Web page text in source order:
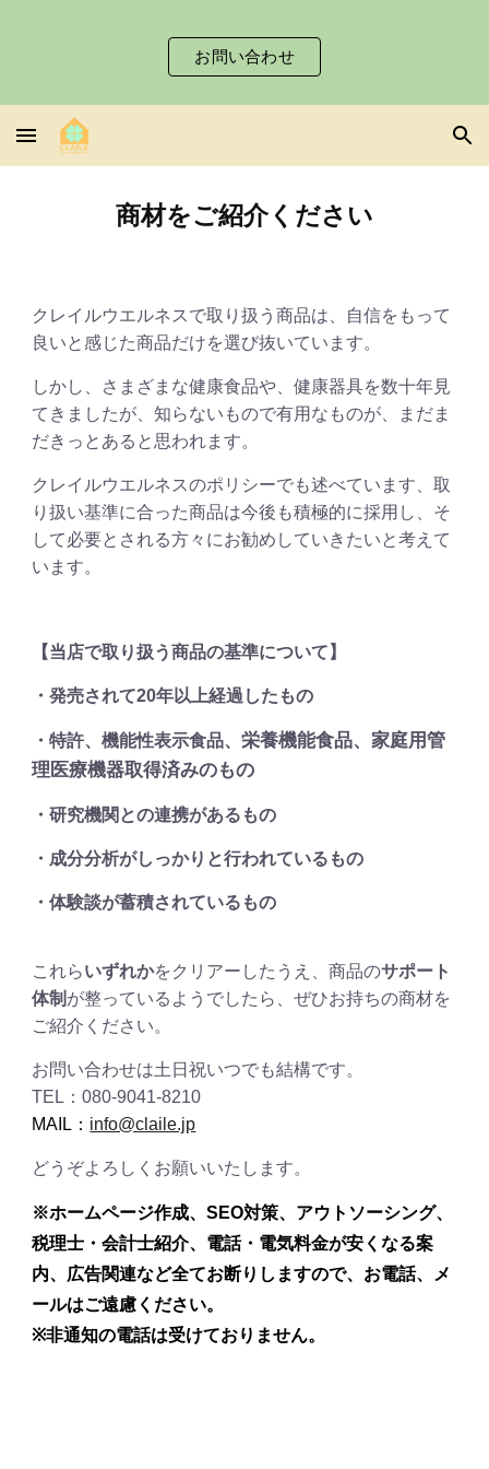
Skip to main content
お問い合わせ
商材をご紹介ください
クレイルウエルネスで取り扱う商品は、自信をもって
良いと感じた商品だけを選び抜いています。
しかし、さまざまな健康食品や、健康器具を数十年見
てきましたが、知らないもので有用なものが、まだま
だきっとあると思われます。
クレイルウエルネスのポリシーでも述べています、取
り扱い基準に合った商品は今後も積極的に採用し、そ
して必要とされる方々にお勧めしていきたいと考えて
います。
【当店で取り扱う商品の基準について】
・発売されて20年以上経過したもの
・特許、機能性表示食品、栄養機能食品、家庭用管
理医療機器取得済みのもの
・研究機関との連携があるもの
・成分分析がしっかりと行われているもの
・体験談が蓄積されているもの
これらいずれかをクリアーしたうえ、商品のサポート
体制 が整っているようでしたら、ぜひお持ちの商材を
ご紹介ください。
お問い合わせは土日祝いつでも結構です。
TEL：080-9041-8210
MAIL： info@claile.jp
どうぞよろしくお願いいたします。
※ホームページ作成、SEO対策、アウトソーシング、
税理士・会計士紹介、電話・電気料金が安くなる案
内、広告関連など全てお断りしますので、お電話、メ
ールはご遠慮ください。
※非通知の電話は受けておりません。